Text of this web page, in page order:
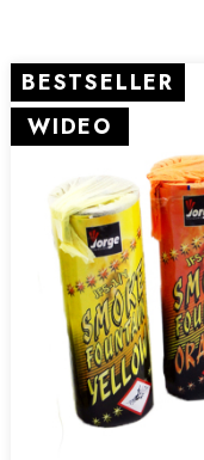
BESTSELLER
WIDEO